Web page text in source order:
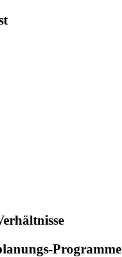
Programme